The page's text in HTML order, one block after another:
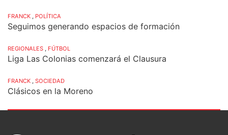
FRANCK , POLÍTICA
Seguimos generando espacios de formación
REGIONALES , FÚTBOL
Liga Las Colonias comenzará el Clausura
FRANCK , SOCIEDAD
Clásicos en la Moreno